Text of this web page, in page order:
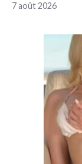
7 août 2026